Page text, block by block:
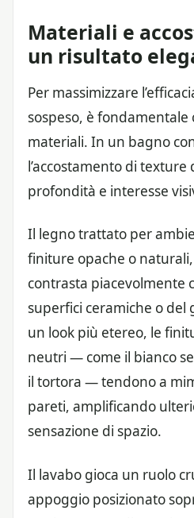
Materiali e
un risultato
Per massimizzare
sospeso, è fondamentale
materiali. In un bagno
l’accostamento di texture
profondità e interesse
Il legno trattato per
finiture opache o naturali,
contrasta piacevolmente
superfici ceramiche o del
un look più etereo, le
neutri — come il bianco
il tortora — tendono a
pareti, amplificando
sensazione di spazio.
Il lavabo gioca un ruolo
appoggio posizionato